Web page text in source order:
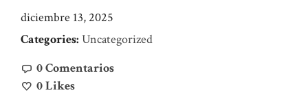
diciembre 13, 2025
Categories: Uncategorized
0 Comentarios
0Likes